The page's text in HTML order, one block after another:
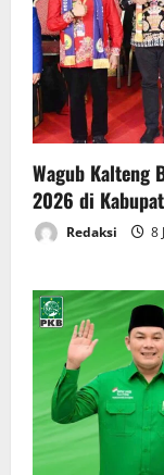
Wagub Kalteng
2026 di
Redaksi 8